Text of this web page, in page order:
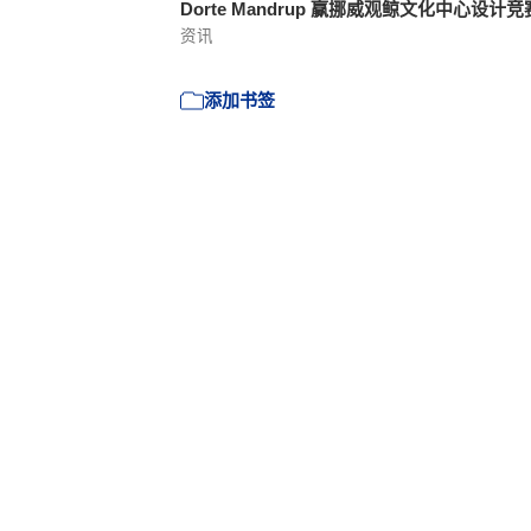
Dorte Mandrup 赢挪威观鲸文化中心设计
资讯
添加书签